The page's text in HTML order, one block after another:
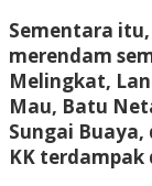
Sementara
merendam
Melingkat,
Mau, Batu
Sungai Buaya,
KK